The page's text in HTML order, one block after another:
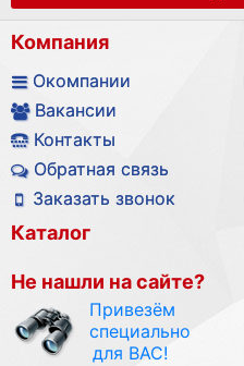
Компания
Окомпании
Вакансии
Контакты
Обратная связь
Заказать звонок
Каталог
Не нашли на сайте?
Привезём
специально
для ВАС!